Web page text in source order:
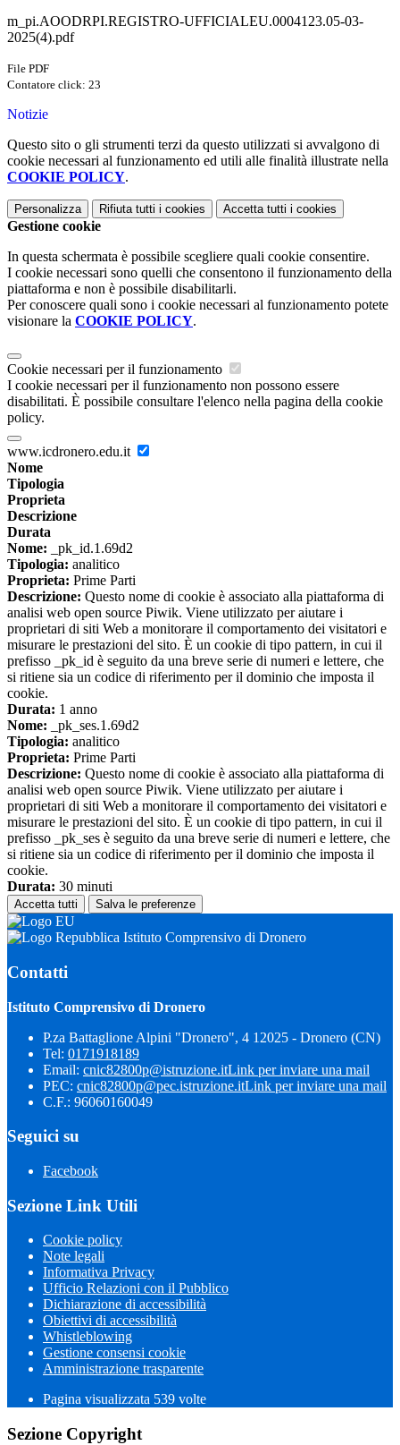
m_pi.AOODRPI.REGISTRO-UFFICIALEU.0004123.05-03-
2025(4).pdf
File PDF
Contatore click: 23
Notizie
Questo sito o gli strumenti terzi da questo utilizzati si avvalgono di
cookie necessari al funzionamento ed utili alle finalità illustrate nella
COOKIE POLICY.
Personalizza Rifiuta tutti i cookies Accetta tutti i cookies
Gestione cookie
In questa schermata è possibile scegliere quali cookie consentire.
I cookie necessari sono quelli che consentono il funzionamento della
piattaforma e non è possibile disabilitarli.
Per conoscere quali sono i cookie necessari al funzionamento potete
visionare la COOKIE POLICY.
Cookie necessari per il funzionamento
I cookie necessari per il funzionamento non possono essere
disabilitati. È possibile consultare l'elenco nella pagina della cookie
policy.
www.icdronero.edu.it
Nome
Tipologia
Proprieta
Descrizione
Durata
Nome: _pk_id.1.69d2
Tipologia: analitico
Proprieta: Prime Parti
Descrizione: Questo nome di cookie è associato alla piattaforma di
analisi web open source Piwik. Viene utilizzato per aiutare i
proprietari di siti Web a monitorare il comportamento dei visitatori e
misurare le prestazioni del sito. È un cookie di tipo pattern, in cui il
prefisso _pk_id è seguito da una breve serie di numeri e lettere, che
si ritiene sia un codice di riferimento per il dominio che imposta il
cookie.
Durata: 1 anno
Nome: _pk_ses.1.69d2
Tipologia: analitico
Proprieta: Prime Parti
Descrizione: Questo nome di cookie è associato alla piattaforma di
analisi web open source Piwik. Viene utilizzato per aiutare i
proprietari di siti Web a monitorare il comportamento dei visitatori e
misurare le prestazioni del sito. È un cookie di tipo pattern, in cui il
prefisso _pk_ses è seguito da una breve serie di numeri e lettere, che
si ritiene sia un codice di riferimento per il dominio che imposta il
cookie.
Durata: 30 minuti
Accetta tutti Salva le preferenze
Istituto Comprensivo di Dronero
Contatti
Istituto Comprensivo di Dronero
P.za Battaglione Alpini "Dronero", 4 12025 - Dronero (CN)
Tel: 0171918189
Email: cnic82800p@istruzione.itLink per inviare una mail
PEC: cnic82800p@pec.istruzione.itLink per inviare una mail
C.F.: 96060160049
Seguici su
Facebook
Sezione Link Utili
Cookie policy
Note legali
Informativa Privacy
Ufficio Relazioni con il Pubblico
Dichiarazione di accessibilità
Obiettivi di accessibilità
Whistleblowing
Gestione consensi cookie
Amministrazione trasparente
Pagina visualizzata 539 volte
Sezione Copyright